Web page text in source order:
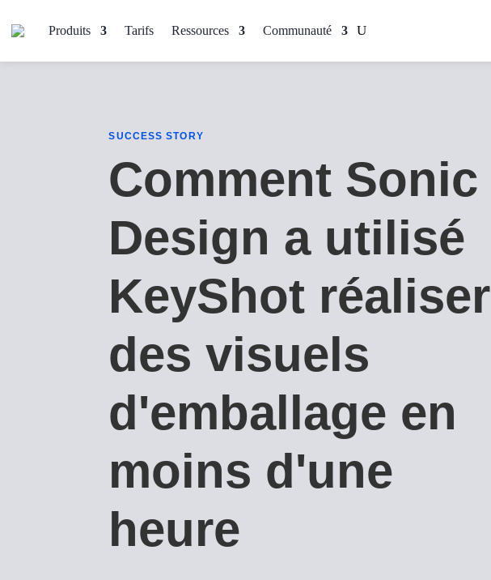
Produits Tarifs Ressources Communauté
SUCCESS STORY
Comment Sonic
Design a utilisé
KeyShot réaliser
des visuels
d'emballage en
moins d'une
heure